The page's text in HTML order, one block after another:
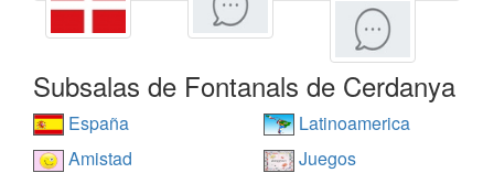
Subsalas de Fontanals de Cerdanya
España
Latinoamerica
Amistad
Juegos